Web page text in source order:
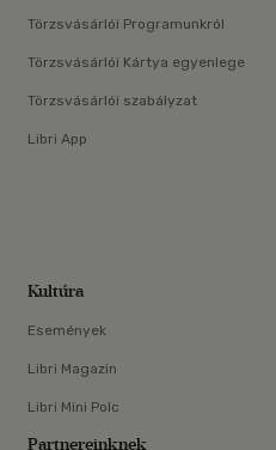
Törzsvásárlói Programunkról
Törzsvásárlói Kártya egyenlege
Törzsvásárlói szabályzat
Libri App
Kultúra
Események
Libri Magazin
Libri Mini Polc
Partnereinknek